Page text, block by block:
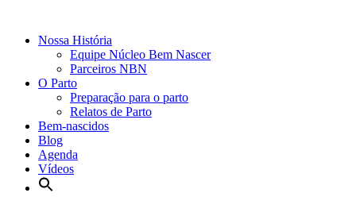
Nossa História
Equipe Núcleo Bem Nascer
Parceiros NBN
O Parto
Preparação para o parto
Relatos de Parto
Bem-nascidos
Blog
Agenda
Vídeos